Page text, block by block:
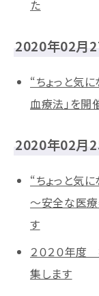
た
2020年02月
“ちょっと気
血療法」を開
2020年02月
“ちょっと気
～安全な医
す
２０２０年
集します